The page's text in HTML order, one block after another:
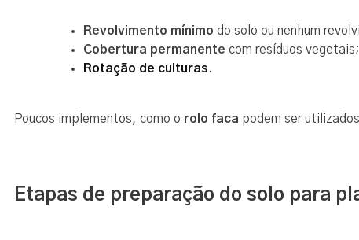
Revolvimento mínimo do solo ou nenhum
Cobertura permanente com resíduos vegetais;
Rotação de culturas.
Poucos implementos, como o rolo faca podem ser
Etapas de preparação do solo para